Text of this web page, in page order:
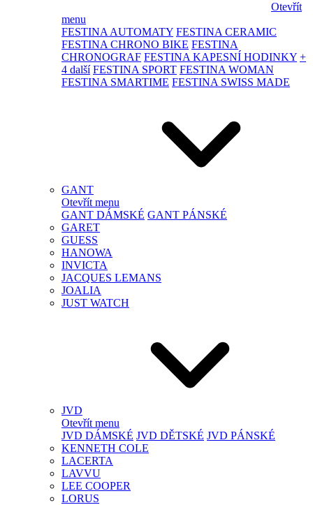
Otevřít
menu
FESTINA AUTOMATY FESTINA CERAMIC
FESTINA CHRONO BIKE FESTINA
CHRONOGRAF FESTINA KAPESNÍ HODINKY +
4 další FESTINA SPORT FESTINA WOMAN
FESTINA SMARTIME FESTINA SWISS MADE
GANT
Otevřít menu
GANT DÁMSKÉ GANT PÁNSKÉ
GARET
GUESS
HANOWA
INVICTA
JACQUES LEMANS
JOALIA
JUST WATCH
JVD
Otevřít menu
JVD DÁMSKÉ JVD DĚTSKÉ JVD PÁNSKÉ
KENNETH COLE
LACERTA
LAVVU
LEE COOPER
LORUS